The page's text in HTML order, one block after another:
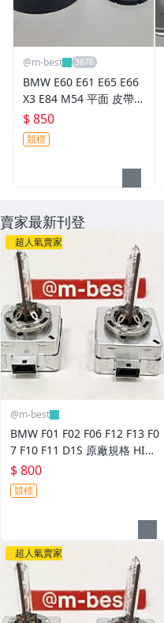
@m-best
BMW E60 E61 E65 E66
X3 E84 M54 平面 皮帶
惰輪 舵輪 皮帶盤 輪子
(固定座用) 1128751684
7
$ 850
競標
賣家最新刊登
超人氣賣家
@m-best
BMW F01 F02 F06 F12 F13 F0
7 F10 F11 D1S 原廠規格 HID
燈泡 (日本外匯拆車品) 66140
$ 800
競標
超人氣賣家